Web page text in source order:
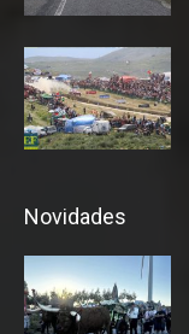
Novidades